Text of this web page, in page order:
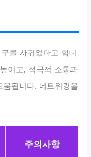
를 사귀었다고 합니
이고, 적극적 소통과
됩니다. 네트워킹을
주의사항